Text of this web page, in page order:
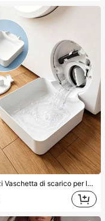
2 pezzi Vaschetta di scarico per lavatrice, Tappetino di protezione impermeabile per pavimento della lavanderia, Vaschetta anti-traboccamento e anti-perdita, Accessori durevoli per lavatrice, Forniture per la pulizia dell'area lavanderia domestica & Organizzazione della casa